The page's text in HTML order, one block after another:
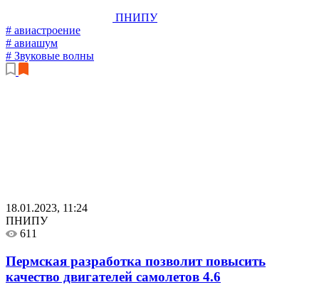
ПНИПУ
# авиастроение
# авиашум
# Звуковые волны
18.01.2023, 11:24
ПНИПУ
611
Пермская разработка позволит повысить
качество двигателей самолетов 4.6